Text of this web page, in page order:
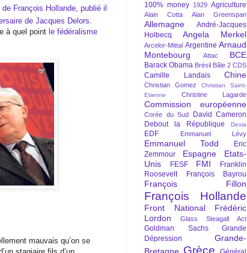
François Hollande, publié il
de Jacques Delors.
à quel point le fédéralisme
mauvais qu’on se
100% money 1929 Agriculture
Alain Cotta Alan Greenspan
Allemagne
André-Jacques
Holbecq
Angela Merkel
Arcelor-Mittal Argentine Arnaud
Montebourg
Attac BCE
Barack Obama Brésil Bâle 2 CDS
Camille Landais Chine
Christian Gomez
Christian Saint-
Etienne
Christine Lagarde
Commission européenne
Corée du Sud
David Cameron
Debout la République
Dexia
EDF Emmanuel Lévy
Emmanuel Todd
Eric
Zemmour
Espagne
Etats-
Unis
FESF FMI
Franklin
Roosevelt
François Bayrou
François Fillon
François Hollande
Front National
Frédéric
Lordon
Glass Steagall Act
Goldman Sachs
Grande
Dépression
Grande-
Grèce